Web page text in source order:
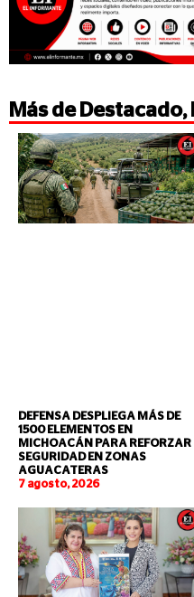
Más de Destacado,
DEFENSA DESPLIEGA MÁS DE
1500 ELEMENTOS EN
MICHOACÁN PARA REFORZAR
SEGURIDAD EN ZONAS
AGUACATERAS
7 agosto, 2026